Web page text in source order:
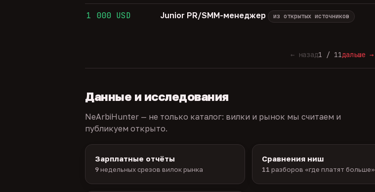
1 000 USD Junior PR/SMM-менеджер из открытых источников
← назад1 / 11дальше →
Данные и исследования
NeArbiHunter — не только каталог: вилки и рынок мы считаем и
публикуем открыто.
Зарплатные отчёты
9недельных срезов вилок рынка
Сравнения ниш
11 разборов «где платят больше»